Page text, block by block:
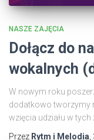
NASZE ZAJĘCIA
Dołącz do
wokalnych
W nowym roku
dodatkowo tworzymy
wzięcia udziału w tych
Przez Rytm i Melodia